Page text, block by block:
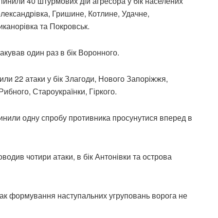
Гришине, Котлине, Удачне,
та Покровськ.
один раз в бік Воронного.
22 атаки у бік Злагоди, Нового Запоріжжя,
Староукраїнки, Гіркого.
одну спробу противника просунутися вперед в
чотири атаки, в бік Антонівки та острова
формування наступальних угруповань ворога не